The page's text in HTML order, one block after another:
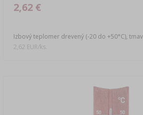
Izbový teplomer drevený (-20 do +50°C),
2,62 €
2,62 EUR/ks.